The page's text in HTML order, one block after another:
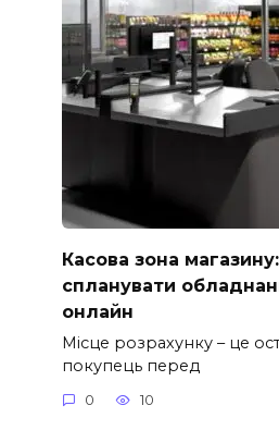
Касова зона
спланувати
онлайн
Місце розрахунку – це
покупець перед
0 10